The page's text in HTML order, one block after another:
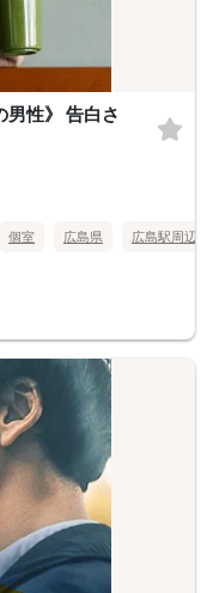
性》 告白さ
個室 広島県 広島駅周辺